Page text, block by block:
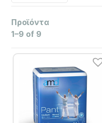
Προϊόντα
1–9 of 9